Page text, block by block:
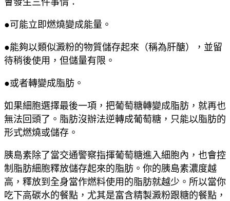
●可能立即燃燒變成能量。
●能夠以類似澱粉的物質儲存起來（稱為肝醣），並留
待稍後使用，但儲量有限。
●或者轉變成脂肪。
如果細胞選擇最後一項，把葡萄糖轉變成脂肪，就再也
無法回頭了。脂肪沒辦法逆轉成葡萄糖，只能以脂肪的
形式燃燒或儲存。
胰島素除了當交通警察指揮葡萄糖進入細胞內，也會控
制脂肪細胞釋放儲存起來的脂肪。你的胰島素濃度越
高，釋放到全身當作燃料使用的脂肪就越少。所以當你
吃下高碳水的餐點，尤其是富含精製澱粉跟糖的餐點，